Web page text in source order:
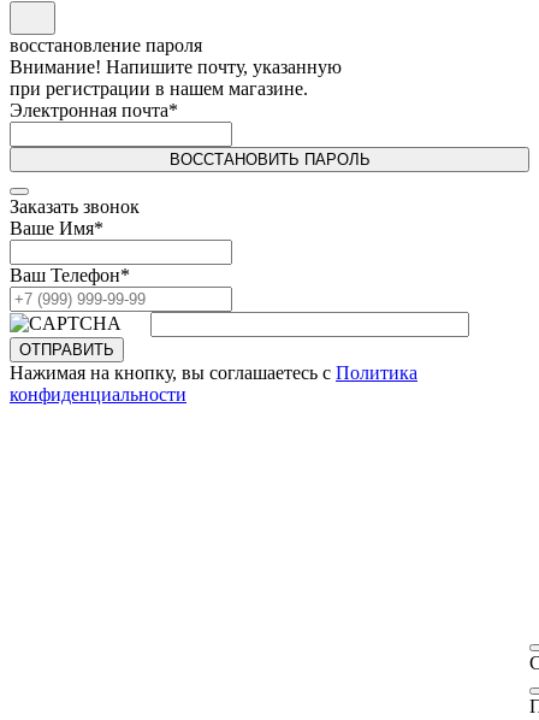
восстановление пароля
Внимание! Напишите почту, указанную
при регистрации в нашем магазине.
Электронная почта*
ВОССТАНОВИТЬ ПАРОЛЬ
Заказать звонок
Ваше Имя*
Ваш Телефон*
ОТПРАВИТЬ
Нажимая на кнопку, вы соглашаетесь с Политика
конфиденциальности